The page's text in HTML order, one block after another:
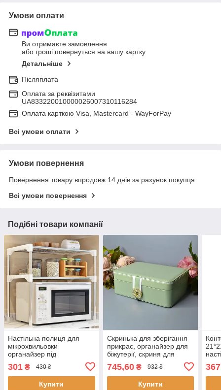
Умови оплати
Ви отримаєте замовлення
або гроші повернуться на вашу картку
Детальніше
Післяплата
Оплата за реквізитами
UA833220010000026007310116284
Оплата карткою Visa, Mastercard - WayForPay
Всі умови оплати
Умови повернення
Повернення товару впродовж 14 днів за рахунок покупця
Всі умови повернення
Подібні товари компанії
Настільна полиця для
мікрохвильовки
органайзер під
мікрохвильовку етажерка,
Настільні полиці для кухні
301 ₴ 430 ₴
Купити
Скринька для зберігання
прикрас, органайзер для
біжутерії, скриня для
745,60₴ 932 ₴
Купити